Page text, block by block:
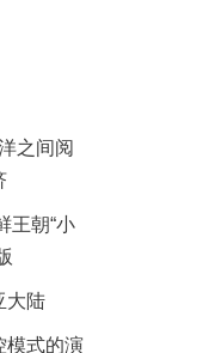
之间阅
王朝“小
大陆
模式的演